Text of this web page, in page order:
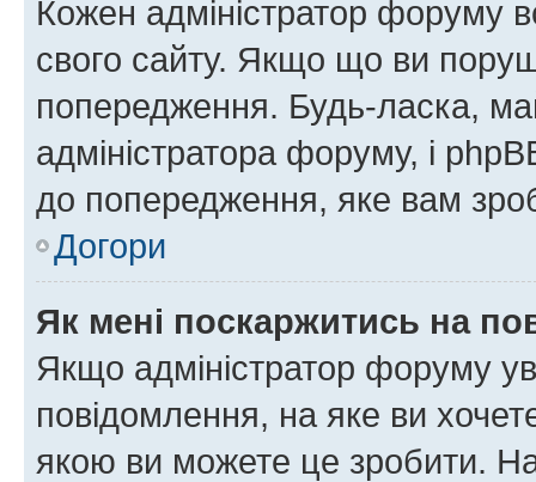
Кожен адміністратор форуму
свого сайту. Якщо що ви
попередження. Будь-ласка,
адміністратора форуму, і
до попередження, яке вам
Догори
Як мені поскаржитись на
Якщо адміністратор форуму
повідомлення, на яке ви
якою ви можете це зробити.